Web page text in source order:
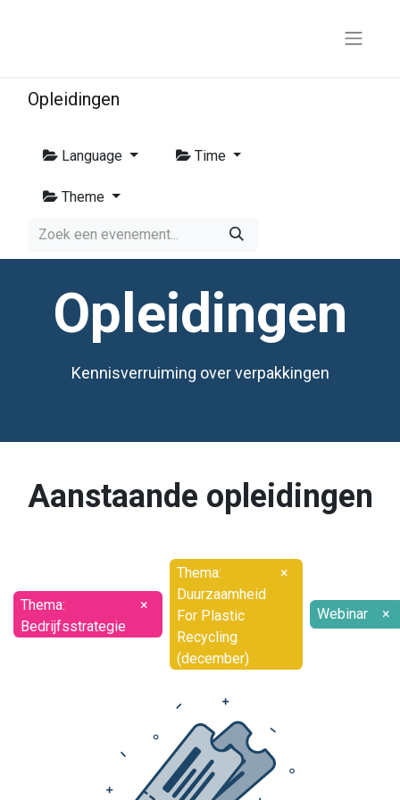
Opleidingen
Language Time
Theme
Opleidingen
Kennisverruiming over verpakkingen
Aanstaande opleidingen
Thema:
Bedrijfsstrategie
×
Thema:
Duurzaamheid
For Plastic
Recycling
(december)
×
Webinar ×